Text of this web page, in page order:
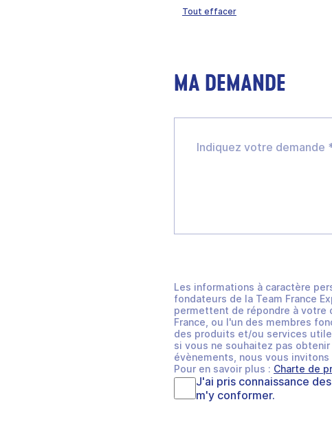
Tout effacer
MA DEMANDE
Les informations à caractère
fondateurs de la Team France
permettent de répondre à votre
France, ou l'un des membres
des produits et/ou services
si vous ne souhaitez pas
évènements, nous vous invitons
Pour en savoir plus : Charte de
J'ai pris connaissance des
m'y conformer.